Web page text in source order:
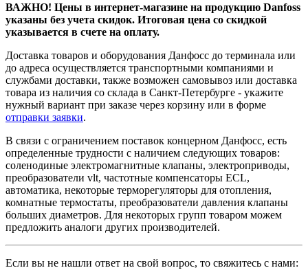
ВАЖНО! Цены в интернет-магазине на продукцию Danfoss
указаны без учета скидок. Итоговая цена со скидкой
указывается в счете на оплату.
Доставка товаров и оборудования Данфосс до терминала или
до адреса осуществляется транспортными компаниями и
службами доставки, также возможен самовывоз или доставка
товара из наличия со склада в Санкт-Петербурге - укажите
нужный вариант при заказе через корзину или в форме
отправки заявки.
В связи с ограничением поставок концерном Данфосс, есть
определенные трудности с наличием следующих товаров:
соленодиные электромагнитные клапаны, электроприводы,
преобразователи vlt, частотные компенсаторы ECL,
автоматика, некоторые терморегуляторы для отопления,
комнатные термостаты, преобразователи давления клапаны
больших диаметров. Для некоторых групп товаром можем
предложить аналоги других производителей.
Если вы не нашли ответ на свой вопрос, то свяжитесь с нами: